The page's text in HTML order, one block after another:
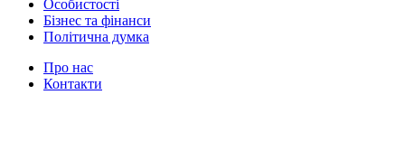
Особистості
Бізнес та фінанси
Політична думка
Про нас
Контакти